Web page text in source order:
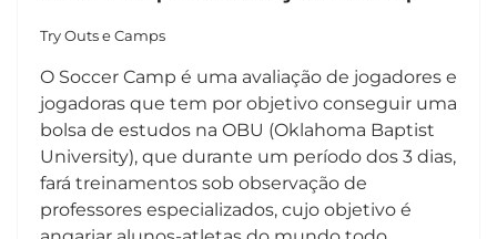
Try Outs e Camps
O Soccer Camp é uma avaliação de jogadores e
jogadoras que tem por objetivo conseguir uma
bolsa de estudos na OBU (Oklahoma Baptist
University), que durante um período dos 3 dias,
fará treinamentos sob observação de
professores especializados, cujo objetivo é